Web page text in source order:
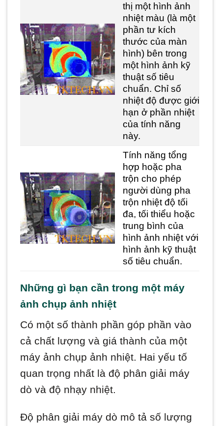
thị một hình ảnh
nhiệt màu (là một
phần tư kích
thước của màn
hình) bên trong
một hình ảnh kỹ
thuật số tiêu
chuẩn. Chỉ số
nhiệt độ được giới
hạn ở phần nhiệt
của tính năng
này.
Tính năng tổng
hợp hoặc pha
trộn cho phép
người dùng pha
trộn nhiệt độ tối
đa, tối thiểu hoặc
trung bình của
hình ảnh nhiệt với
hình ảnh kỹ thuật
số tiêu chuẩn.
Những gì bạn cần trong một máy
ảnh chụp ảnh nhiệt
Có một số thành phần góp phần vào
cả chất lượng và giá thành của một
máy ảnh chụp ảnh nhiệt. Hai yếu tố
quan trọng nhất là độ phân giải máy
dò và độ nhạy nhiệt.
Độ phân giải máy dò mô tả số lượng